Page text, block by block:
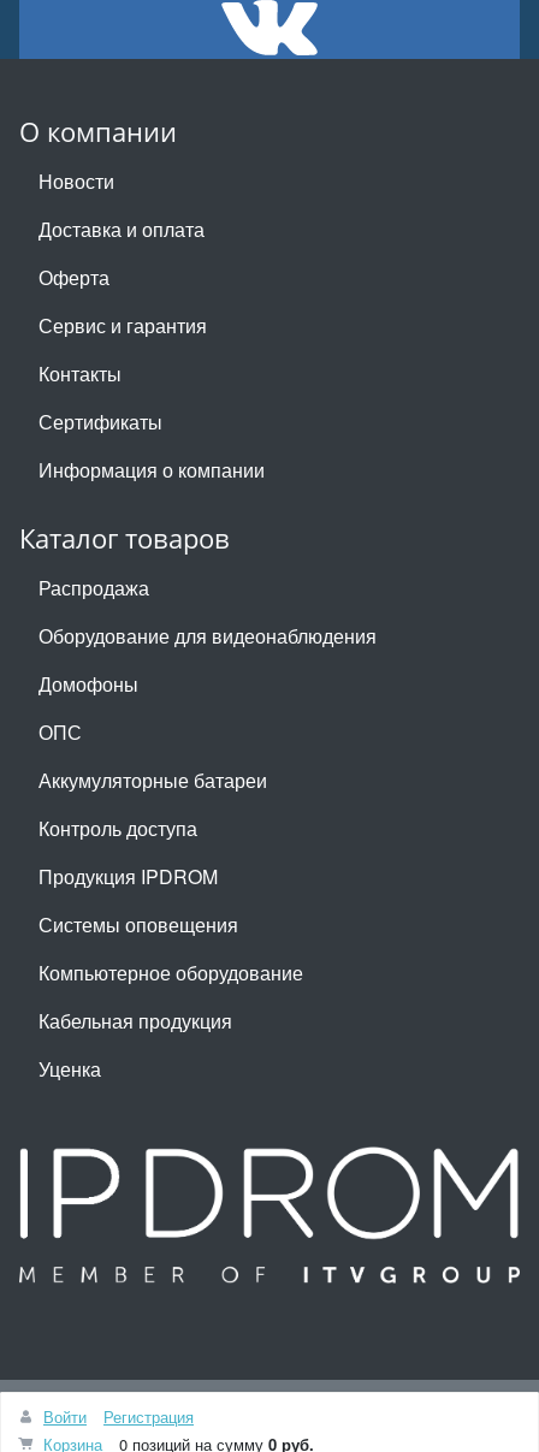
О компании
Новости
Доставка и оплата
Оферта
Сервис и гарантия
Контакты
Сертификаты
Информация о компании
Каталог товаров
Распродажа
Оборудование для видеонаблюдения
Домофоны
ОПС
Аккумуляторные батареи
Контроль доступа
Продукция IPDROM
Системы оповещения
Компьютерное оборудование
Кабельная продукция
Уценка
Наверх
Разработка и сопровождение сайта -
Войти
Регистрация
Корзина
0 позиций на сумму 0 руб.